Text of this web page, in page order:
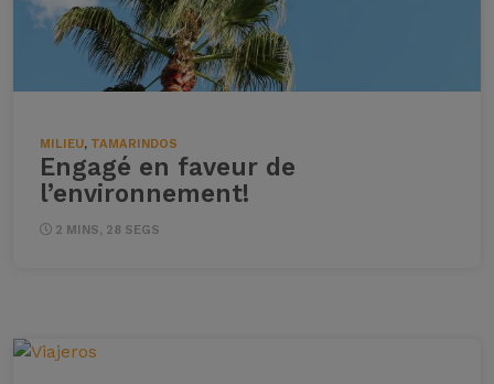
MILIEU, TAMARINDOS
Engagé en faveur de
l’environnement!
2 MINS, 28 SEGS